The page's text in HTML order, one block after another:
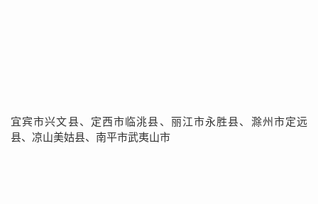
宜宾市兴文县、定西市临洮县、丽江市永胜县、滁州市定远
县、凉山美姑县、南平市武夷山市